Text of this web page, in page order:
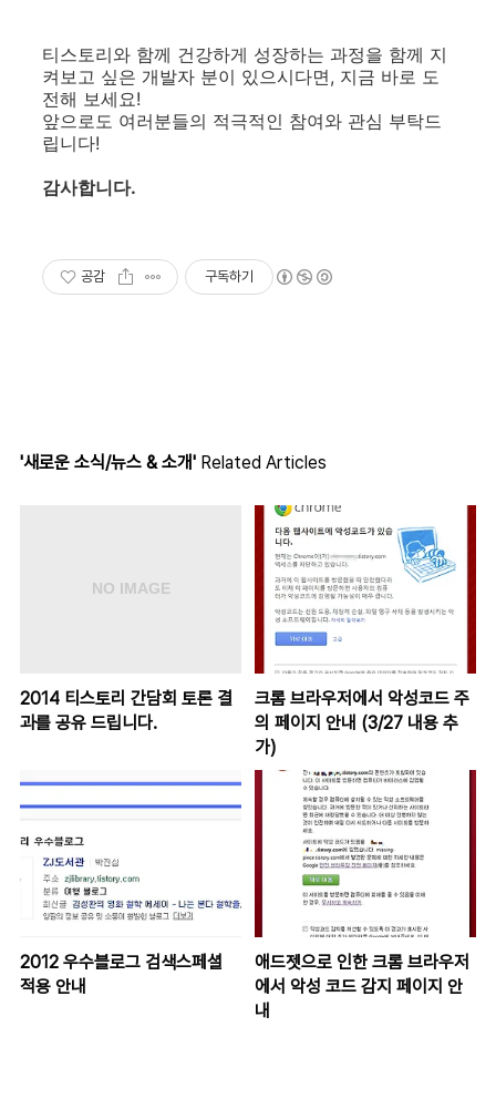
티스토리와 함께 건강하게 성장하는 과정을 함께 지
켜보고 싶은 개발자 분이 있으시다면, 지금 바로 도
전해 보세요!
앞으로도 여러분들의 적극적인 참여와 관심 부탁드
립니다!
감사합니다.
공감 구독하기
'새로운 소식/뉴스 & 소개' Related Articles
2014 티스토리 간담회 토론 결
과를 공유 드립니다.
크롬 브라우저에서 악성코드 주
의 페이지 안내 (3/27 내용 추
가)
2012 우수블로그 검색스페셜
적용 안내
애드젯으로 인한 크롬 브라우저
에서 악성 코드 감지 페이지 안
내